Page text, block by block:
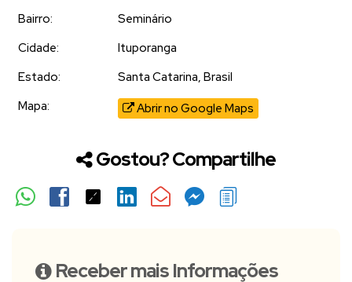
Bairro:
Seminário
Cidade:
Ituporanga
Estado:
Santa Catarina, Brasil
Mapa:
Abrir no Google Maps
Gostou? Compartilhe
Receber mais Informações